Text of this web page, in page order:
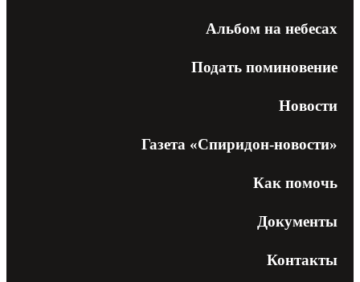
Альбом на небесах
Подать поминовение
Новости
Газета «Спиридон-новости»
Как помочь
Документы
Контакты